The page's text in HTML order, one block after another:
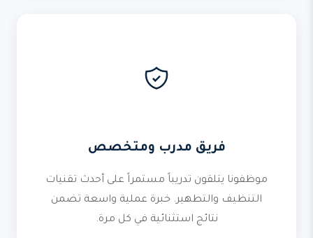
فريق مدرب ومتخصص
موظفونا يتلقون تدريباً مستمراً على أحدث تقنيات
التنظيف والتطهير. خبرة عملية واسعة تضمن
نتائج استثنائية في كل مرة.